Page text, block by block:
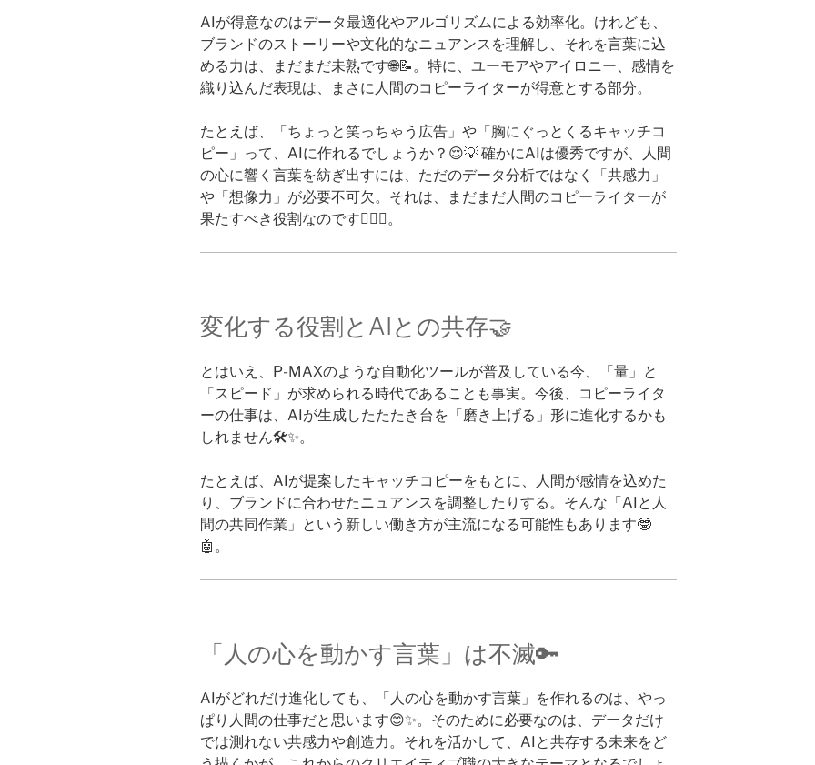
AIが得意なのはデータ最適化やアルゴリズムによる効率化。けれども、
ブランドのストーリーや文化的なニュアンスを理解し、それを言葉に込
める力は、まだまだ未熟です🌐📝。特に、ユーモアやアイロニー、感情を
織り込んだ表現は、まさに人間のコピーライターが得意とする部分。
たとえば、「ちょっと笑っちゃう広告」や「胸にぐっとくるキャッチコ
ピー」って、AIに作れるでしょうか？😌💡 確かにAIは優秀ですが、人間
の心に響く言葉を紡ぎ出すには、ただのデータ分析ではなく「共感力」
や「想像力」が必要不可欠。それは、まだまだ人間のコピーライターが
果たすべき役割なのです🙋‍♀️✨。
変化する役割とAIとの共存🤝
とはいえ、P-MAXのような自動化ツールが普及している今、「量」と
「スピード」が求められる時代であることも事実。今後、コピーライタ
ーの仕事は、AIが生成したたたき台を「磨き上げる」形に進化するかも
しれません🛠️✨。
たとえば、AIが提案したキャッチコピーをもとに、人間が感情を込めた
り、ブランドに合わせたニュアンスを調整したりする。そんな「AIと人
間の共同作業」という新しい働き方が主流になる可能性もあります🤓
🤖。
「人の心を動かす言葉」は不滅🔑
AIがどれだけ進化しても、「人の心を動かす言葉」を作れるのは、やっ
ぱり人間の仕事だと思います😊✨。そのために必要なのは、データだけ
では測れない共感力や創造力。それを活かして、AIと共存する未来をど